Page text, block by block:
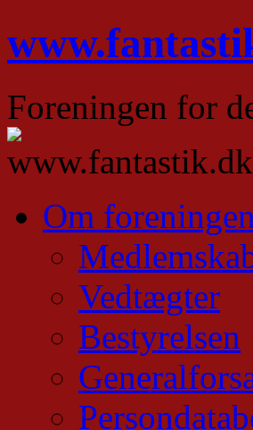
til
indhold
Foreningen for
Om foreningen
Vedtægter
Bestyrelsen